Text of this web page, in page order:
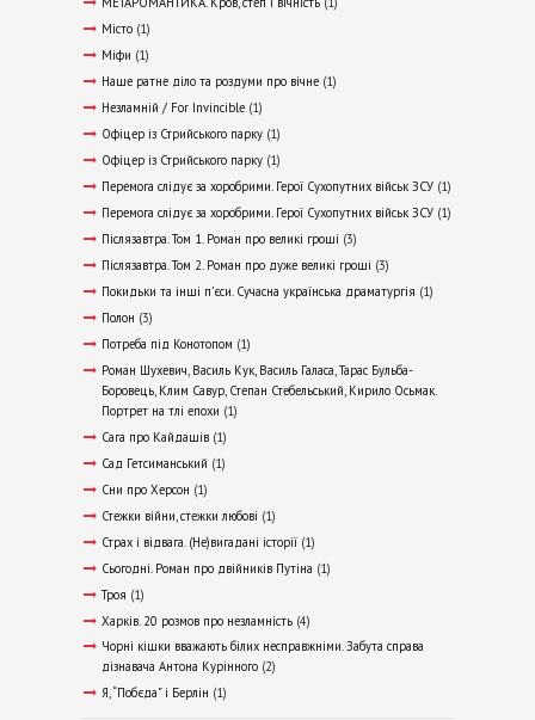
Місто (1)
Міфи (1)
Наше ратне діло та роздуми про вічне (1)
Незламній / For Invincible (1)
Офіцер із Стрийського парку (1)
Офіцер із Стрийського парку (1)
Перемога слідує за хоробрими. Герої Сухопутних військ ЗСУ (1)
Перемога слідує за хоробрими. Герої Сухопутних військ ЗСУ (1)
Післязавтра. Том 1. Роман про великі гроші (3)
Післязавтра. Том 2. Роман про дуже великі гроші (3)
Покидьки та інші п’єси. Сучасна українська драматургія (1)
Полон (3)
Потреба під Конотопом (1)
Роман Шухевич, Василь Кук, Василь Галаса, Тарас Бульба-
Боровець, Клим Савур, Степан Стебельський, Кирило Осьмак.
Портрет на тлі епохи (1)
Сага про Кайдашів (1)
Сад Гетсиманський (1)
Сни про Херсон (1)
Стежки війни, стежки любові (1)
Страх і відвага. (Не)вигадані історії (1)
Сьогодні. Роман про двійників Путіна (1)
Троя (1)
Харків. 20 розмов про незламність (4)
Чорні кішки вважають білих несправжніми. Забута справа
дізнавача Антона Курінного (2)
Я, “Побєда” і Берлін (1)